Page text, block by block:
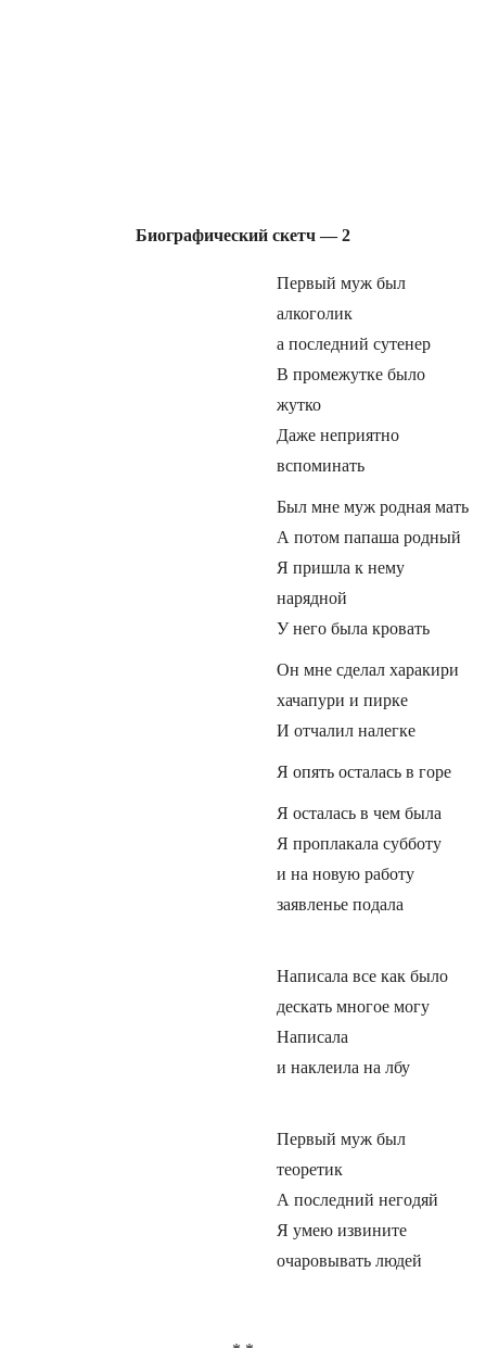
Биографический скетч — 2
Первый муж был
алкоголик
а последний сутенер
В промежутке было
жутко
Даже неприятно
вспоминать
Был мне муж родная мать
А потом папаша родный
Я пришла к нему
нарядной
У него была кровать
Он мне сделал харакири
хачапури и пирке
И отчалил налегке
Я опять осталась в горе
Я осталась в чем была
Я проплакала субботу
и на новую работу
заявленье подала
Написала все как было
дескать многое могу
Написала
и наклеила на лбу
Первый муж был
теоретик
А последний негодяй
Я умею извините
очаровывать людей